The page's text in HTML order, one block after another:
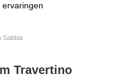
ervaringen
Sabbia
Travertino